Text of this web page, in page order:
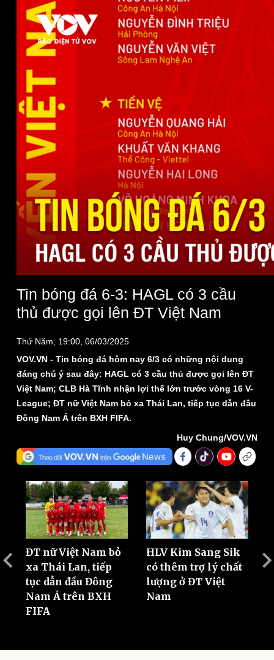
Vụ án
Tin nóng
Tư vấn luật
Vũ khí
Việt Nam
Phân tích
Thể thao
Tin bóng đá 6-3: HAGL có 3 cầu
thủ được gọi lên ĐT Việt Nam
Thứ Năm, 19:00, 06/03/2025
VOV.VN - Tin bóng đá hôm nay 6/3 có những nội dung
đáng chú ý sau đây: HAGL có 3 cầu thủ được gọi lên ĐT
Việt Nam; CLB Hà Tĩnh nhận lợi thế lớn trước vòng 16 V-
League; ĐT nữ Việt Nam bỏ xa Thái Lan, tiếp tục dẫn đầu
Đông Nam Á trên BXH FIFA.
Huy Chung/VOV.VN
ĐT nữ Việt Nam bỏ
xa Thái Lan, tiếp
tục dẫn đầu Đông
Nam Á trên BXH
FIFA
HLV Kim Sang Sik
có thêm trợ lý chất
lượng ở ĐT Việt
Nam